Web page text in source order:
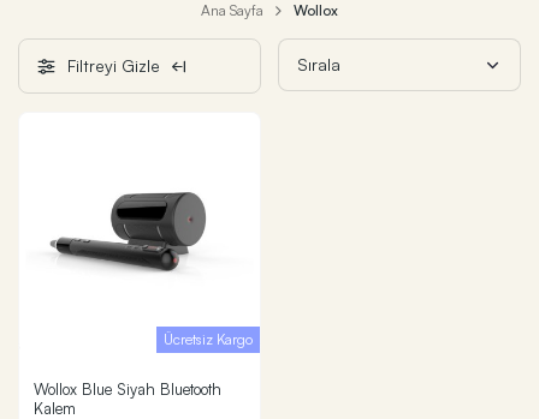
Ana Sayfa Wollox
Filtreyi Gizle
Ücretsiz Kargo
Wollox Blue Siyah Bluetooth
Kalem